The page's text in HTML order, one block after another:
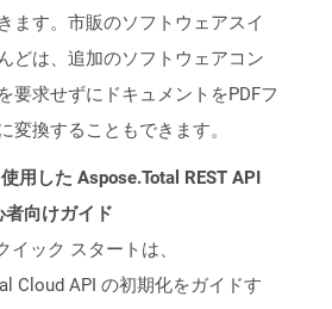
ます。市販のソフトウェアスイ
どは、追加のソフトウェアコン
要求せずにドキュメントをPDFフ
変換することもできます。
用した Aspose.Total REST API
者向けガイド
イック スタートは、
Cloud API の初期化をガイドす